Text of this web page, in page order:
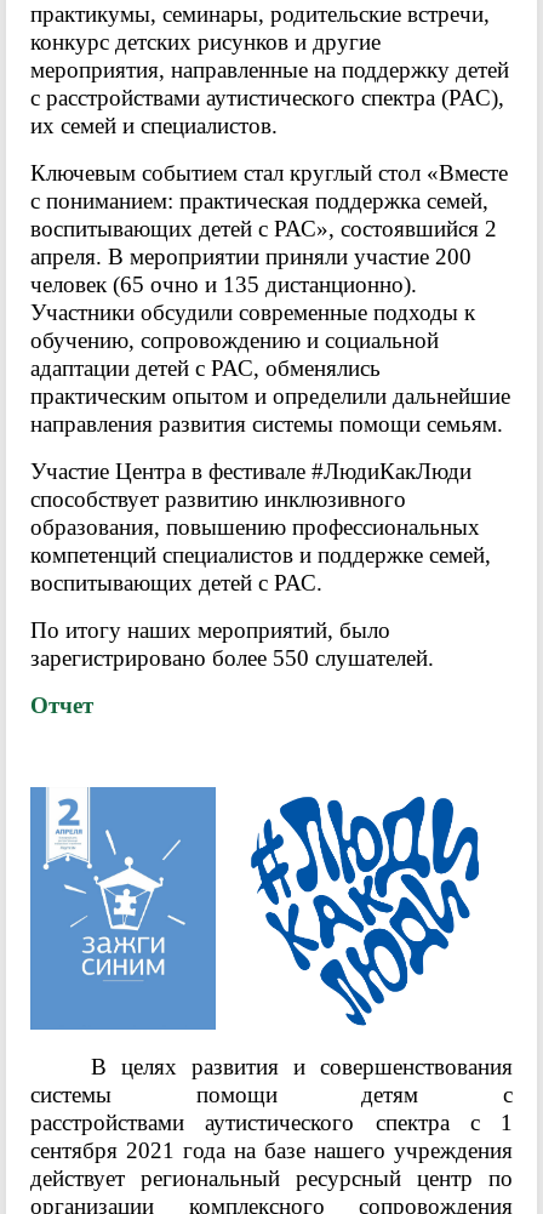
практикумы, семинары, родительские встречи,
конкурс детских рисунков и другие
мероприятия, направленные на поддержку детей
с расстройствами аутистического спектра (РАС),
их семей и специалистов.
Ключевым событием стал круглый стол «Вместе
с пониманием: практическая поддержка семей,
воспитывающих детей с РАС», состоявшийся 2
апреля. В мероприятии приняли участие 200
человек (65 очно и 135 дистанционно).
Участники обсудили современные подходы к
обучению, сопровождению и социальной
адаптации детей с РАС, обменялись
практическим опытом и определили дальнейшие
направления развития системы помощи семьям.
Участие Центра в фестивале #ЛюдиКакЛюди
способствует развитию инклюзивного
образования, повышению профессиональных
компетенций специалистов и поддержке семей,
воспитывающих детей с РАС.
По итогу наших мероприятий, было
зарегистрировано более 550 слушателей.
Отчет
В целях развития и совершенствования
системы помощи детям с
расстройствами аутистического спектра с 1
сентября 2021 года на базе нашего учреждения
действует региональный ресурсный центр по
организации комплексного сопровождения